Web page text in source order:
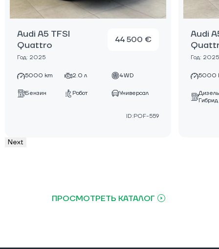
Audi A5 TFSI
Quattro
Год: 2025
44 500 €
5000 km 2.0 л 4WD
Бензин Робот Универсал
ID:POF-559
Audi
Год: 2025
5000
Гибрид
Next
ПРОСМОТРЕТЬ КАТАЛОГ